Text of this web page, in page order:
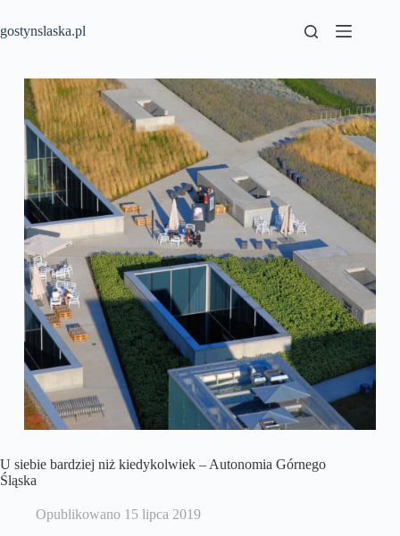
treści
gostynslaska.pl
U siebie bardziej niż kiedykolwiek – Autonomia Górnego
Śląska
Opublikowano 15 lipca 2019